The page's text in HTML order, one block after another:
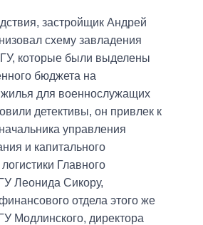
застройщик Андрей
схему завладения
которые были выделены
бюджета на
для военнослужащих
детективы, он привлек к
управления
и капитального
Главного
Леонида Сикору,
отдела этого же
Модлинского, директора